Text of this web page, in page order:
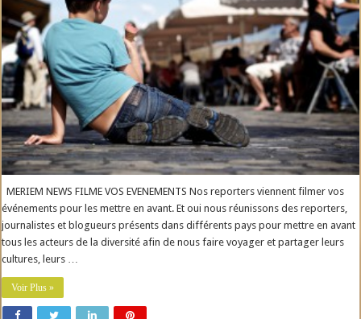
MERIEM NEWS FILME VOS EVENEMENTS Nos reporters viennent filmer vos
événements pour les mettre en avant. Et oui nous réunissons des reporters,
journalistes et blogueurs présents dans différents pays pour mettre en avant
tous les acteurs de la diversité afin de nous faire voyager et partager leurs
cultures, leurs …
Voir Plus »